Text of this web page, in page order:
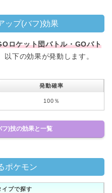
ップ(バフ)効果
ロケット団バトル・GOバト
以下の効果が発動します。
発動確率
100％
)技の効果と一覧
ポケモン
イプで探す